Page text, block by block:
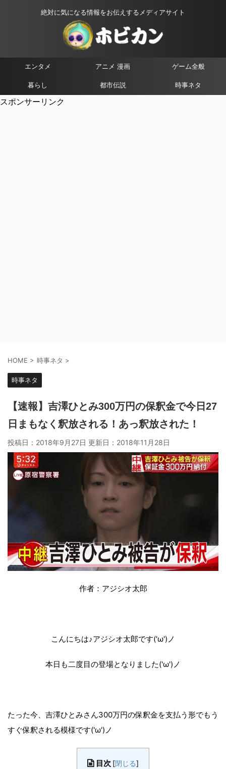
絶対に気になる情報をお伝えするメディアサイト
エンタメ アニメ 漫画 ゲーム全般
暮らし 都市伝説 時事ネタ
スポンサーリンク
HOME > 時事ネタ >
時事ネタ
【速報】吉澤ひとみ300万円の保釈金で今日27
日まもなく釈放される！あっ釈放された！
投稿日：2018年9月27日 更新日： 2018年11月28日
作者：アジシオ太郎
こんにちは♪アジシオ太郎です('ω')ノ
本日も二度目の登場となりました('ω')ノ
たった今、吉澤ひとみさん300万円の保釈金を支払う形でもう
すぐ保釈される模様です('ω')ノ
目次 [閉じる]